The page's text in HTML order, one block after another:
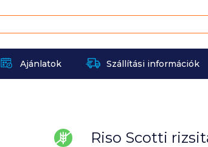
Ajánlatok Szállítási információk
gluténmentesRiso Scotti